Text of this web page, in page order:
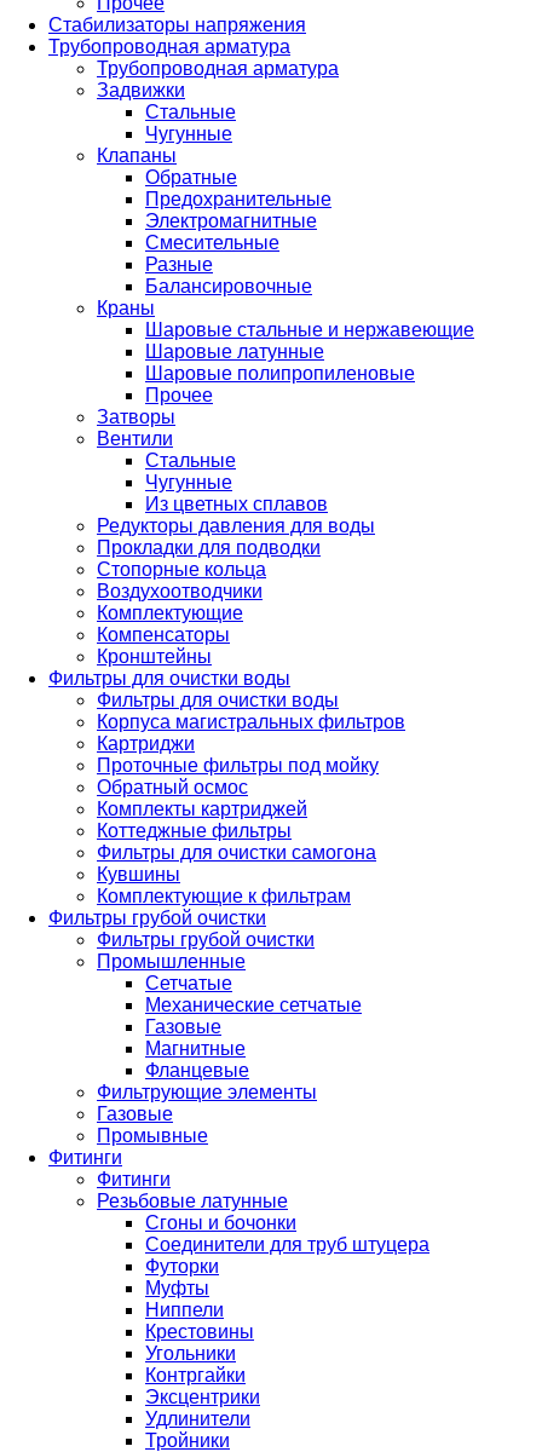
Стабилизаторы напряжения
Трубопроводная арматура
Трубопроводная арматура
Задвижки
Стальные
Чугунные
Клапаны
Обратные
Предохранительные
Электромагнитные
Смесительные
Разные
Балансировочные
Краны
Шаровые стальные и нержавеющие
Шаровые латунные
Шаровые полипропиленовые
Прочее
Затворы
Вентили
Стальные
Чугунные
Из цветных сплавов
Редукторы давления для воды
Прокладки для подводки
Стопорные кольца
Воздухоотводчики
Комплектующие
Компенсаторы
Кронштейны
Фильтры для очистки воды
Фильтры для очистки воды
Корпуса магистральных фильтров
Картриджи
Проточные фильтры под мойку
Обратный осмос
Комплекты картриджей
Коттеджные фильтры
Фильтры для очистки самогона
Кувшины
Комплектующие к фильтрам
Фильтры грубой очистки
Фильтры грубой очистки
Промышленные
Сетчатые
Механические сетчатые
Газовые
Магнитные
Фланцевые
Фильтрующие элементы
Газовые
Промывные
Фитинги
Фитинги
Резьбовые латунные
Сгоны и бочонки
Соединители для труб штуцера
Футорки
Муфты
Ниппели
Крестовины
Угольники
Контргайки
Эксцентрики
Удлинители
Тройники